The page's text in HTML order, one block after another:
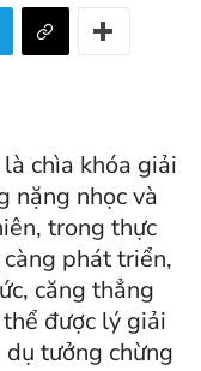
chìa khóa giải
nặng nhọc và
trong thực
phát triển,
căng thẳng
được lý giải
tưởng chừng